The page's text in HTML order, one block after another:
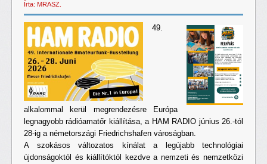
Írta: MRASZ.
49.
alkalommal kerül megrendezésre Európa
legnagyobb rádióamatőr kiállítása, a HAM RADIO június 26.-tól
28-ig a németországi Friedrichshafen városágban.
A szokásos változatos kínálat a legújabb technológiai
újdonságoktól és kiállítóktól kezdve a nemzeti és nemzetközi